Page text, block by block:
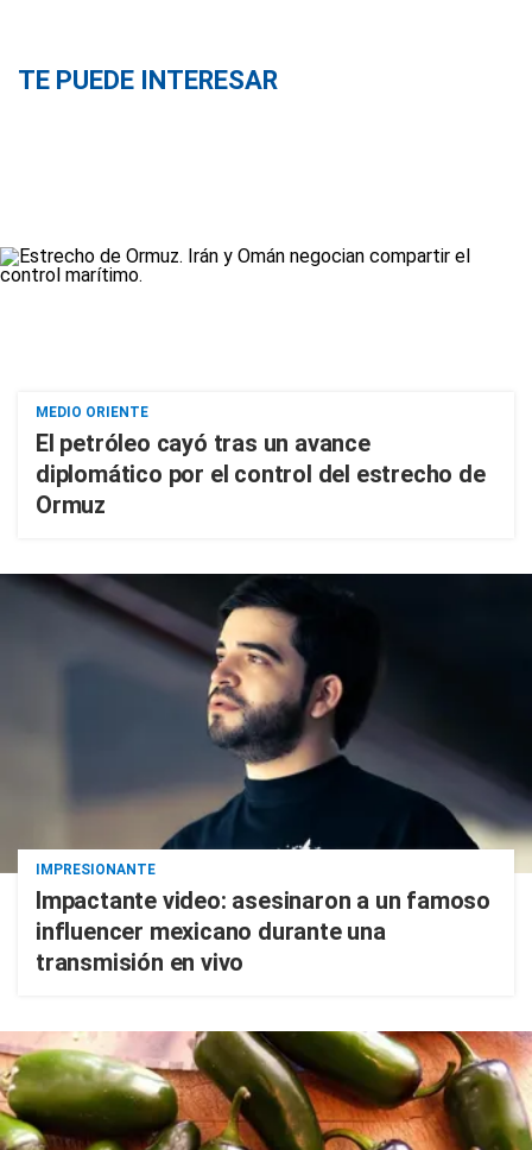
TE PUEDE INTERESAR
MEDIO ORIENTE
El petróleo cayó tras un avance
diplomático por el control del estrecho de
Ormuz
IMPRESIONANTE
Impactante video: asesinaron a un famoso
influencer mexicano durante una
transmisión en vivo